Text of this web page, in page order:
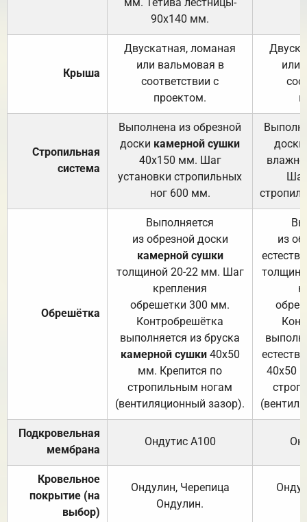
90х140 мм.
Крыша
Двускатная, ломаная
или вальмовая в
соответствии с
проектом.
или
Стропильная
система
Выполнена из обрезной
доски камерной сушки
40х150 мм. Шаг
установки стропильных
ног 600 мм.
доски
Обрешётка
Выполняется
из обрезной доски
камерной сушки
толщиной 20-22 мм. Шаг
крепления
обрешетки 300 мм.
Контробрешётка
выполняется из бруска
камерной сушки40х50
мм. Крепится по
стропильным ногам
(вентиляционный зазор).
из
40х50
Подкровельная
мембрана
Ондутис А100
Кровельное
покрытие (на
выбор)
Ондулин, Черепица
Ондулин.